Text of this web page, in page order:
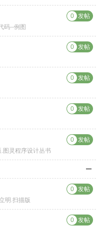
发帖
0
码--例图
发帖
0
发帖
0
发帖
0
发帖
0
图灵程序设计丛书
发帖
0
明.扫描版
发帖
0